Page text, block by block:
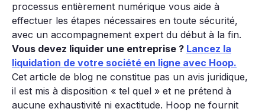
processus entièrement numérique vous aide à
effectuer les étapes nécessaires en toute sécurité,
avec un accompagnement expert du début à la fin.
Vous devez liquider une entreprise ? Lancez la
liquidation de votre société en ligne avec Hoop.
Cet article de blog ne constitue pas un avis juridique,
il est mis à disposition « tel quel » et ne prétend à
aucune exhaustivité ni exactitude. Hoop ne fournit